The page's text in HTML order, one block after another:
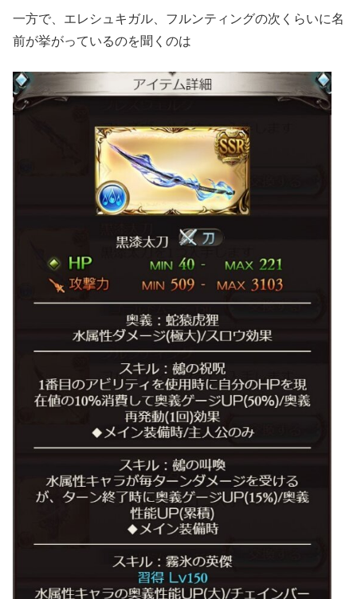
一方で、エレシュキガル、フルンティングの次くらいに名
前が挙がっているのを聞くのは